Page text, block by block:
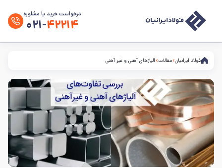
درخواست خرید یا مشاوره
۰۲۱-۴۲۲۱۴
فولاد ایرانیان مقالات آلیاژهای آهنی و غیر آهنی